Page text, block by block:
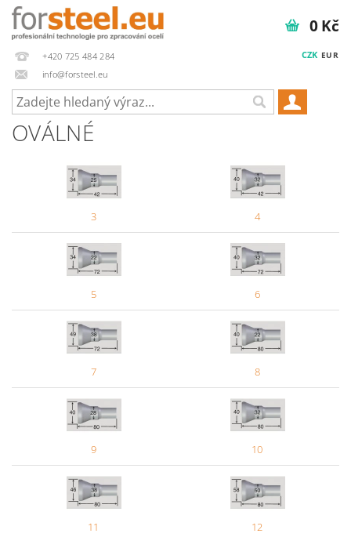
+420 725 484 284
info@forsteel.eu
CZK EUR
0 Kč
OVÁLNÉ
3 4
5 6
7 8
9 10
11 12